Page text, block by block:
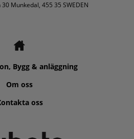
Munkedal, 455 35 SWEDEN
Bygg & anläggning
Om oss
oss